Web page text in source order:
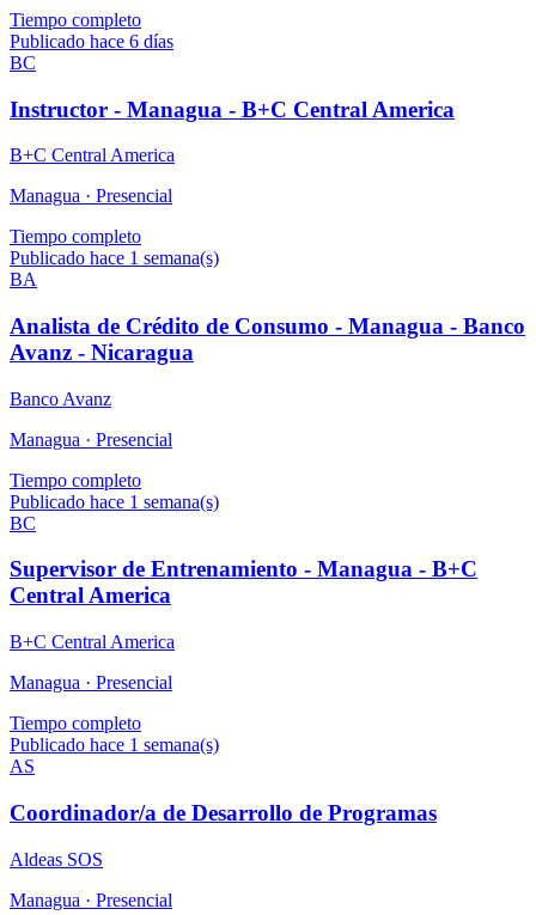
Tiempo completo
Publicado hace 6 días
BC
Instructor - Managua - B+C Central America
B+C Central America
Managua · Presencial
Tiempo completo
Publicado hace 1 semana(s)
BA
Analista de Crédito de Consumo - Managua - Banco
Avanz - Nicaragua
Banco Avanz
Managua · Presencial
Tiempo completo
Publicado hace 1 semana(s)
BC
Supervisor de Entrenamiento - Managua - B+C
Central America
B+C Central America
Managua · Presencial
Tiempo completo
Publicado hace 1 semana(s)
AS
Coordinador/a de Desarrollo de Programas
Aldeas SOS
Managua · Presencial